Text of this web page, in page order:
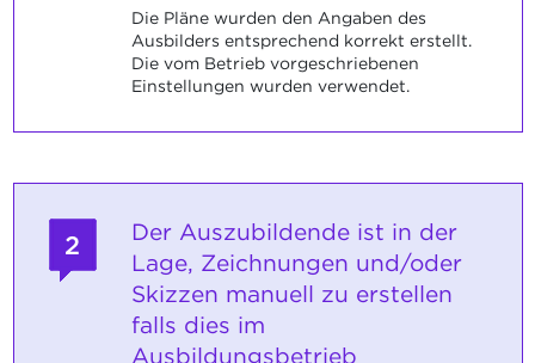
Die Pläne wurden den Angaben des
Ausbilders entsprechend korrekt erstellt.
Die vom Betrieb vorgeschriebenen
Einstellungen wurden verwendet.
2
Der Auszubildende ist in der
Lage, Zeichnungen und/oder
Skizzen manuell zu erstellen
falls dies im
Ausbildungsbetrieb